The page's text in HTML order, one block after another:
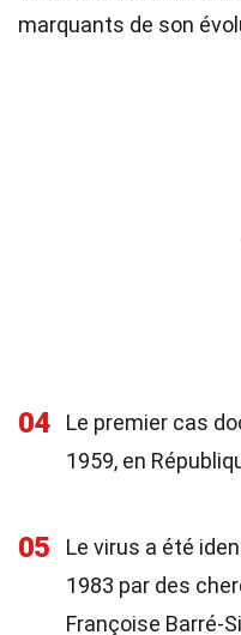
marquants de son
04
Le premier cas
1959, en
05
Le virus a été
1983 par des
Françoise Barré-